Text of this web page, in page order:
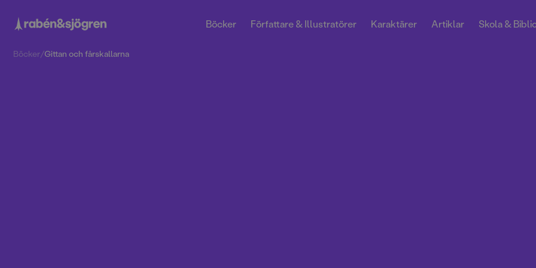
Böcker Författare & Illustratörer Karaktärer Artiklar Skola &
Böcker/Gittan och fårskallarna